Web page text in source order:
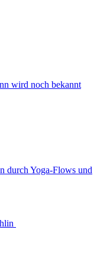
wird noch bekannt
durch Yoga-Flows und